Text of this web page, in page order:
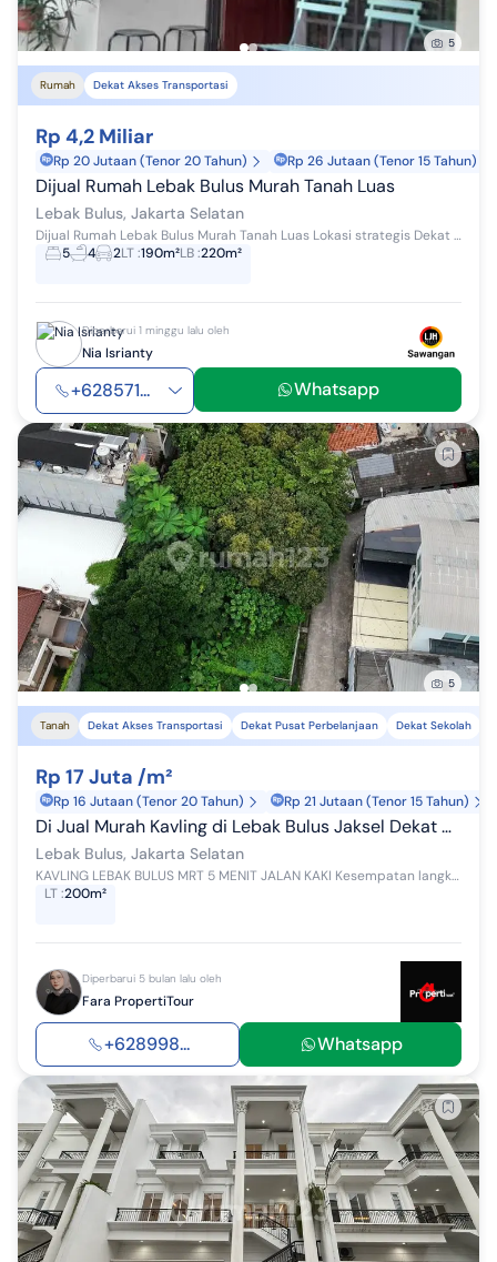
5
Rumah Dekat Akses Transportasi
Rp 4,2 Miliar
Rp 20 Jutaan (Tenor 20 Tahun) Rp 26 Jutaan (Tenor 15 Tahun)
Dijual Rumah Lebak Bulus Murah Tanah Luas
Lebak Bulus, Jakarta Selatan
Dijual Rumah Lebak Bulus Murah Tanah Luas Lokasi strategis Dekat akses MRT Nilai investasi tinggi
5
4 2LT:190m²LB:220m²
Diperbarui 1 minggu lalu oleh
Nia Isrianty
+628571... Whatsapp
5
Tanah Dekat Akses Transportasi Dekat Pusat Perbelanjaan Dekat Sekolah
Rp 17 Juta /m²
Rp 16 Jutaan (Tenor 20 Tahun) Rp 21 Jutaan (Tenor 15 Tahun)
Di Jual Murah Kavling di Lebak Bulus Jaksel Dekat MRT Lebak Bulus
Lebak Bulus, Jakarta Selatan
KAVLING LEBAK BULUS MRT 5 MENIT JALAN KAKI Kesempatan langka memiliki tanah di area premium Lebak Bulus, sangat dekat MRT. Kavling Siap Bangun Coc...
LT:200m²
Diperbarui 5 bulan lalu oleh
Fara PropertiTour
+628998... Whatsapp